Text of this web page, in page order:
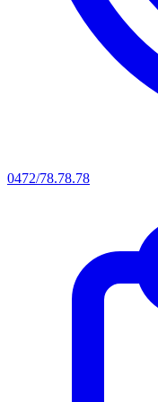
0472/78.78.78